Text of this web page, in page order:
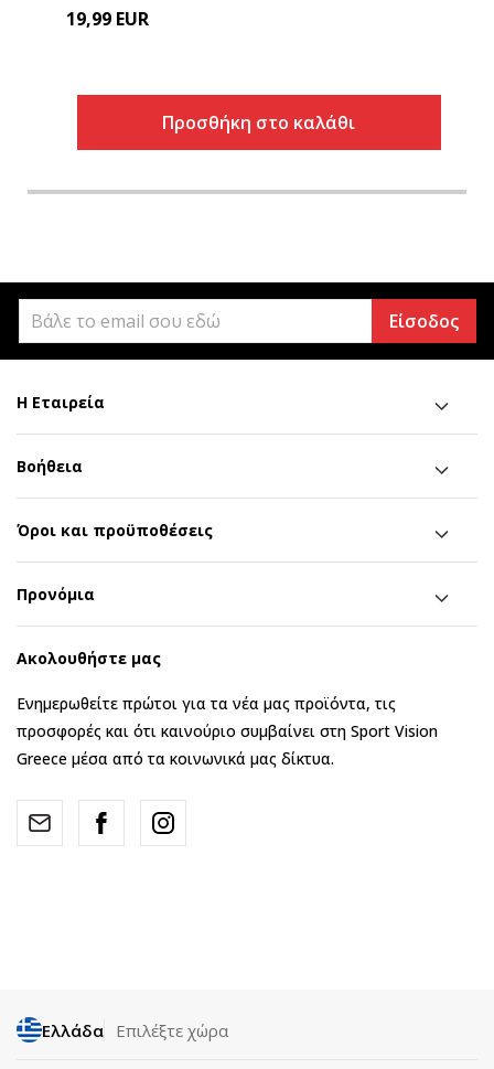
19,99 EUR
Προσθήκη στο καλάθι
Είσοδος
Η Εταιρεία
Βοήθεια
Όροι και προϋποθέσεις
Προνόμια
Ακολουθήστε μας
Ενημερωθείτε πρώτοι για τα νέα μας προϊόντα, τις
προσφορές και ότι καινούριο συμβαίνει στη Sport Vision
Greece μέσα από τα κοινωνικά μας δίκτυα.
Ελλάδα Επιλέξτε χώρα